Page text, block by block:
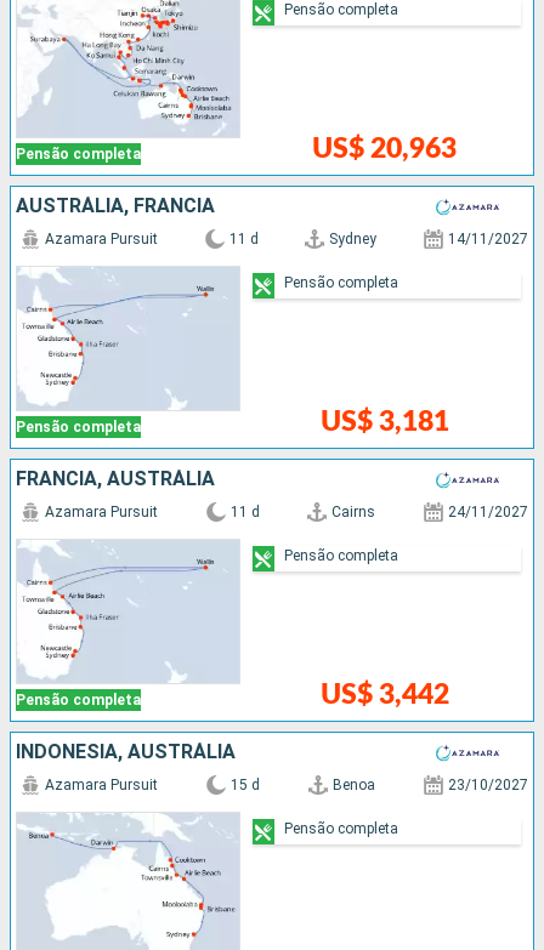
Pensão completa US$ 20,963
Pensão completa
AUSTRÁLIA, FRANCIA
Pensão completa
Azamara Pursuit 11 d Sydney 14/11/2027
US$ 3,181
Pensão completa
FRANCIA, AUSTRÁLIA
Pensão completa
Azamara Pursuit 11 d Cairns 24/11/2027
US$ 3,442
Pensão completa
INDONESIA, AUSTRÁLIA
Azamara Pursuit 15 d Benoa 23/10/2027
Pensão completa